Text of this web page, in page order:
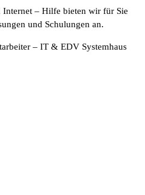
Internet – Hilfe bieten wir für Sie
und Schulungen an.
– IT & EDV Systemhaus